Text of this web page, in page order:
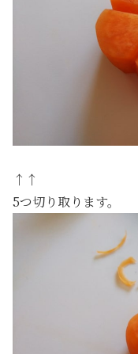
↑↑
5つ切り取ります。